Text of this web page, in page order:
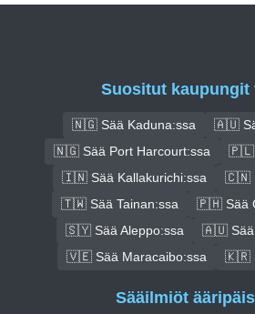
Suositut kaupungit
🇳🇬 Sää Kaduna:ssa
🇦🇺
🇳🇬 Sää Port Harcourt:ssa
🇵🇱
🇮🇳 Sää Kallakurichi:ssa
🇨🇳
🇹🇼 Sää Tainan:ssa
🇵🇭 Sää
🇸🇾 Sää Aleppo:ssa
🇦🇺 Sää
🇻🇪 Sää Maracaibo:ssa
🇰🇷
Sääilmiöt